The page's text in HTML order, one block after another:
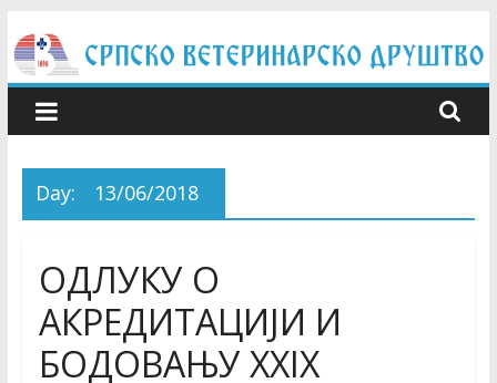
to
content
Day: 13/06/2018
ОДЛУКУ О
АКРЕДИТАЦИЈИ И
БОДОВАЊУ XXIX